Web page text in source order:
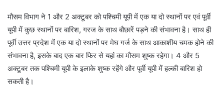
मौसम विभाग ने 1 और 2 अक्टूबर को पश्चिमी यूपी में एक या दो स्थानों पर एवं पूर्वी
यूपी में कुछ स्थानों पर बारिश, गरज के साथ बौछारें पड़ने की संभावना है। साथ ही
पूर्वी उत्तर प्रदेश में एक या दो स्थानों पर मेघ गर्ज के साथ आकाशीय चमक होने की
संभावना है, इसके बाद एक बार फिर से यहां का मौसम शुष्क रहेगा। 4 और 5
अक्टूबर तक पश्चिमी यूपी के इलाके शुष्क रहेंगे और पूर्वी यूपी में हल्की बारिश हो
सकती है।